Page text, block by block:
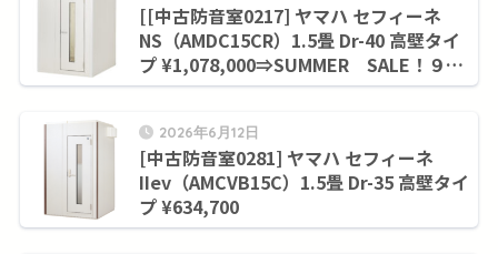
[[中古防音室0217] ヤマハ セフィーネ
NS（AMDC15CR）1.5畳 Dr-40 高壁タイ
プ ¥1,078,000⇒SUMMER SALE！９月
末まで¥997,700
2026年6月12日
[中古防音室0281] ヤマハ セフィーネ
IIev（AMCVB15C）1.5畳 Dr-35 高壁タイ
プ ¥634,700